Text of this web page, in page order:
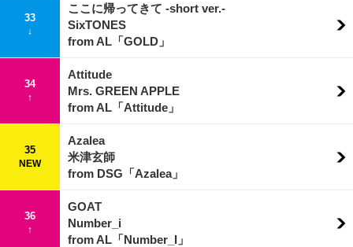
33
↓
ここに帰ってきて -short ver.-
SixTONES
from AL「GOLD」
34
↑
Attitude
Mrs. GREEN APPLE
from AL「Attitude」
35
NEW
Azalea
米津玄師
from DSG「Azalea」
36
↑
GOAT
Number_i
from AL「Number_I」